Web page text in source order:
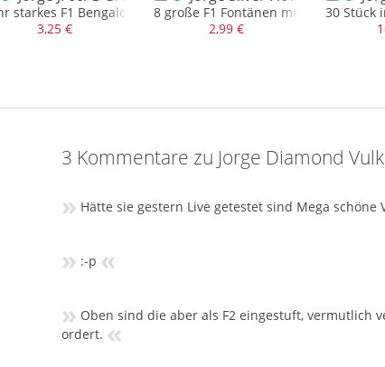
starkes F1 Bengalo
3,25 €
8 große F1 Fontänen mit starker
2,99 €
30 Stück
3 Kommentare zu Jorge Diamond
» Hätte sie gestern Live getestet sind Mega schöne
» :-p «
» Oben sind die aber als F2 eingestuft, vermutlich
ordert. «